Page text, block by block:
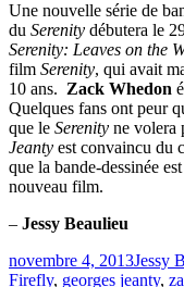
Une nouvelle série de
du Serenity débutera le
Serenity: Leaves on the
film Serenity, qui avait
10 ans. Zack Whedon
Quelques fans ont peur
que le Serenity ne volera
Jeanty est convaincu du
que la bande-dessinée
nouveau film.
– Jessy Beaulieu
Publié
le
novembre 4, 2013Jessy
Firefly, georges jeanty,